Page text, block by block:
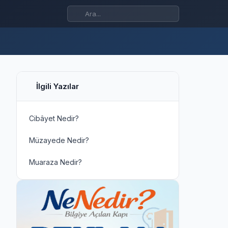
İlgili Yazılar
Cibâyet Nedir?
Müzayede Nedir?
Muaraza Nedir?